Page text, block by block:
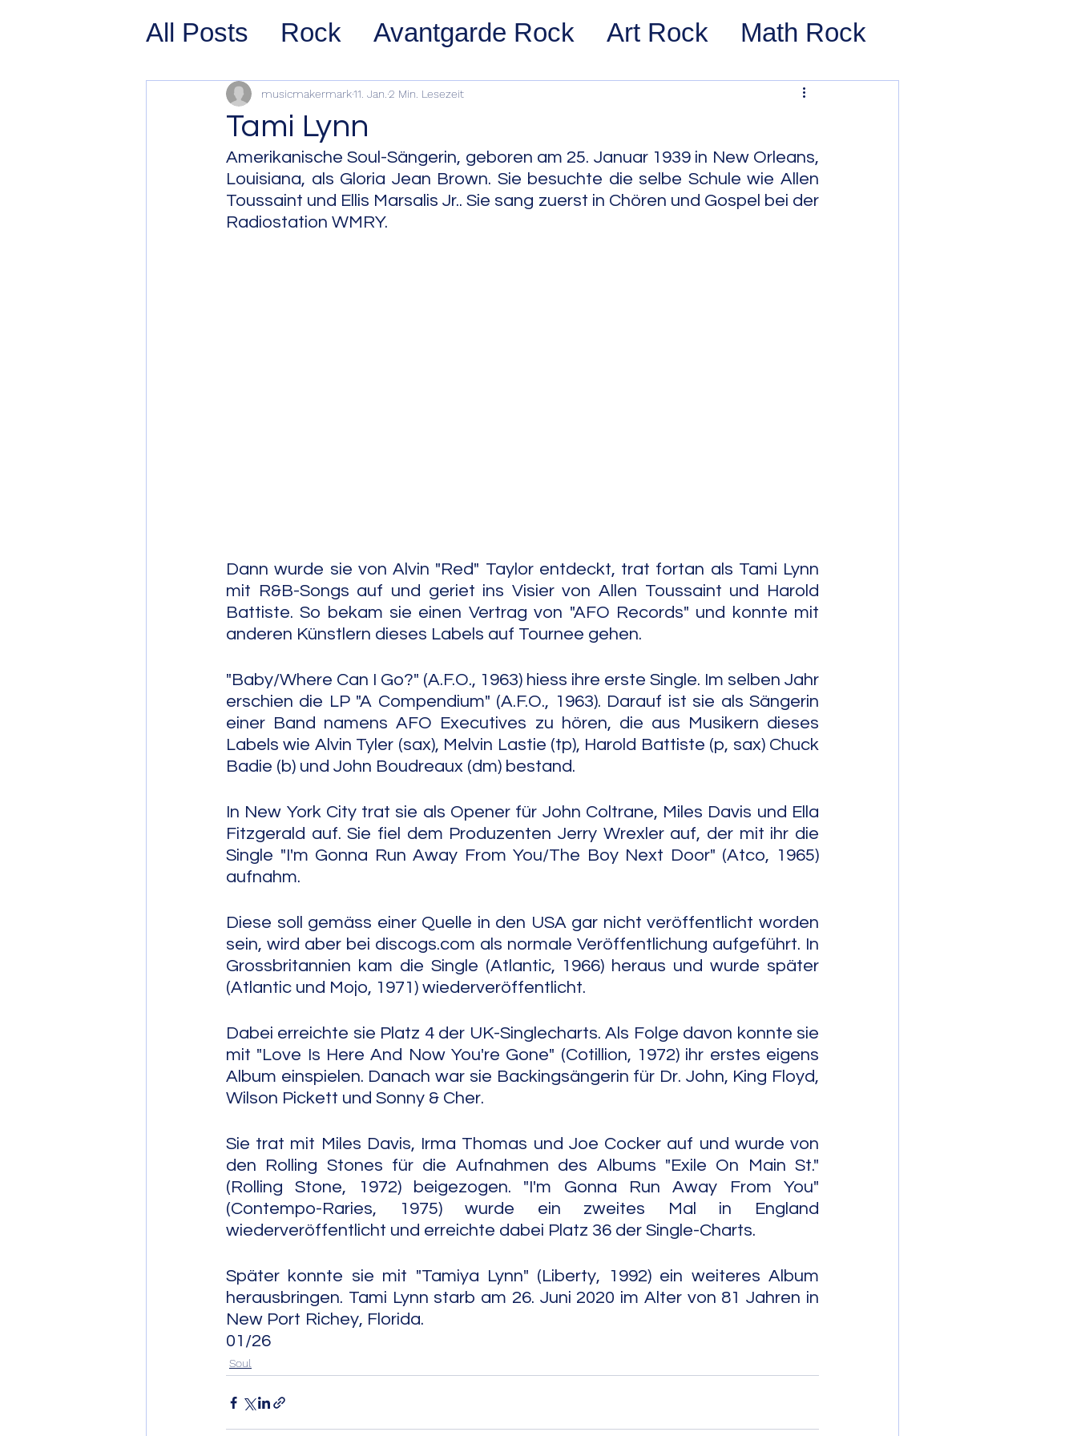
All Posts Rock Avantgarde Rock Art Rock Math Rock
Prog Rock Post Rock
Psychedelic/Space Rock Stoner Rock Alternative Rock
Hard Rock Garage Rock
Tami Lynn
musicmakermark11. Jan. 2 Min. Lesezeit
Amerikanische Soul-Sängerin, geboren am 25. Januar 1939 in New Orleans,
Louisiana, als Gloria Jean Brown. Sie besuchte die selbe Schule wie Allen
Toussaint und Ellis Marsalis Jr.. Sie sang zuerst in Chören und Gospel bei der
Radiostation WMRY.
Dann wurde sie von Alvin "Red" Taylor entdeckt, trat fortan als Tami Lynn
mit R&B-Songs auf und geriet ins Visier von Allen Toussaint und Harold
Battiste. So bekam sie einen Vertrag von "AFO Records" und konnte mit
anderen Künstlern dieses Labels auf Tournee gehen.
"Baby/Where Can I Go?" (A.F.O., 1963) hiess ihre erste Single. Im selben Jahr
erschien die LP "A Compendium" (A.F.O., 1963). Darauf ist sie als Sängerin
einer Band namens AFO Executives zu hören, die aus Musikern dieses
Labels wie Alvin Tyler (sax), Melvin Lastie (tp), Harold Battiste (p, sax) Chuck
Badie (b) und John Boudreaux (dm) bestand.
In New York City trat sie als Opener für John Coltrane, Miles Davis und Ella
Fitzgerald auf. Sie fiel dem Produzenten Jerry Wrexler auf, der mit ihr die
Single "I'm Gonna Run Away From You/The Boy Next Door" (Atco, 1965)
aufnahm.
Diese soll gemäss einer Quelle in den USA gar nicht veröffentlicht worden
sein, wird aber bei discogs.com als normale Veröffentlichung aufgeführt. In
Grossbritannien kam die Single (Atlantic, 1966) heraus und wurde später
(Atlantic und Mojo, 1971) wiederveröffentlicht.
Dabei erreichte sie Platz 4 der UK-Singlecharts. Als Folge davon konnte sie
mit "Love Is Here And Now You're Gone" (Cotillion, 1972) ihr erstes eigens
Album einspielen. Danach war sie Backingsängerin für Dr. John, King Floyd,
Wilson Pickett und Sonny & Cher.
Sie trat mit Miles Davis, Irma Thomas und Joe Cocker auf und wurde von
den Rolling Stones für die Aufnahmen des Albums "Exile On Main St."
(Rolling Stone, 1972) beigezogen. "I'm Gonna Run Away From You"
(Contempo-Raries, 1975) wurde ein zweites Mal in England
wiederveröffentlicht und erreichte dabei Platz 36 der Single-Charts.
Später konnte sie mit "Tamiya Lynn" (Liberty, 1992) ein weiteres Album
herausbringen. Tami Lynn starb am 26. Juni 2020 im Alter von 81 Jahren in
New Port Richey, Florida.
01/26
Soul